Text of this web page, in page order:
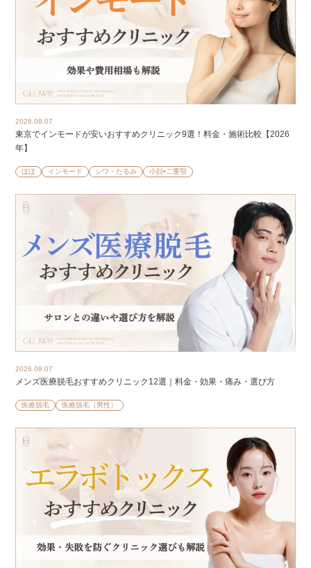
2026.08.07
東京でインモードが安いおすすめクリニック9選！料金・施術比較【2026
年】
ほほ インモード シワ・たるみ 小顔•二重顎
2026.08.07
メンズ医療脱毛おすすめクリニック12選｜料金・効果・痛み・選び方
医療脱毛 医療脱毛（男性）